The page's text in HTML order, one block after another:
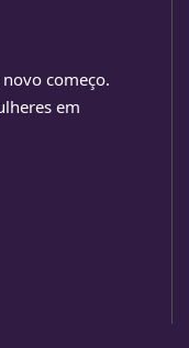
começo.
em